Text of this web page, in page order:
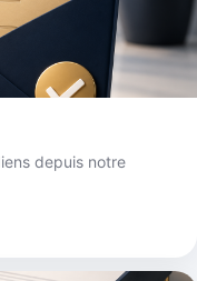
depuis notre